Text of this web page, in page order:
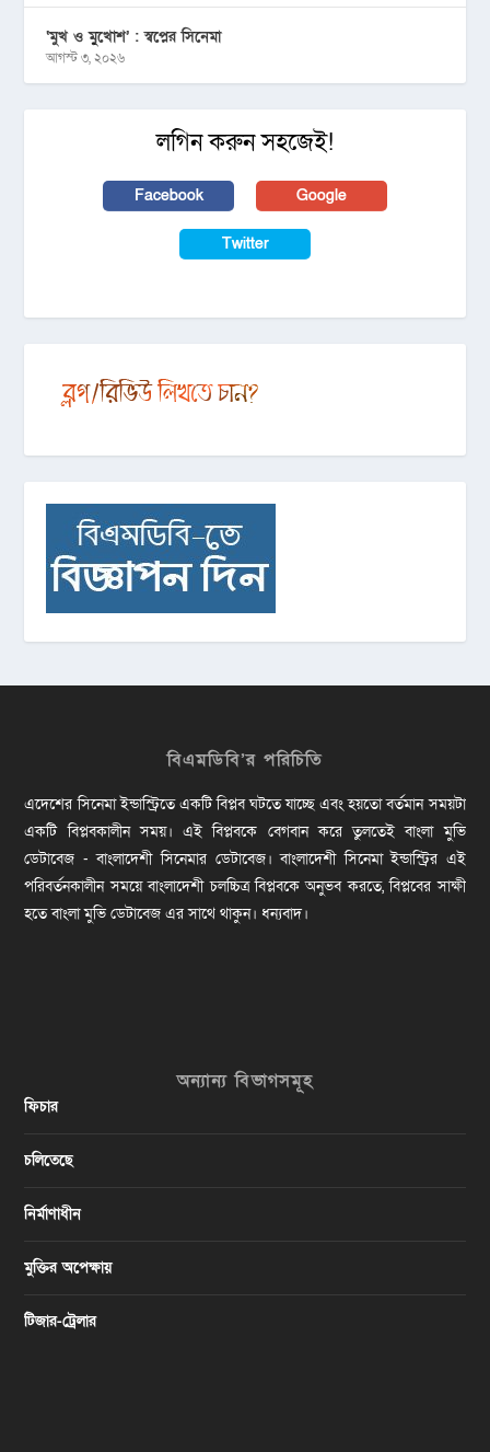
‘মুখ ও মু্খোশ’ : স্বপ্নের সিনেমা
আগস্ট ৩, ২০২৬
লগিন করুন সহজেই!
Facebook Google
Twitter
বিএমডিবি’র পরিচিতি
এদেশের সিনেমা ইন্ডাস্ট্রিতে একটি বিপ্লব ঘটতে যাচ্ছে এবং হয়তো বর্তমান সময়টা
একটি বিপ্লবকালীন সময়। এই বিপ্লবকে বেগবান করে তুলতেই বাংলা মুভি
ডেটাবেজ - বাংলাদেশী সিনেমার ডেটাবেজ। বাংলাদেশী সিনেমা ইন্ডাস্ট্রির এই
পরিবর্তনকালীন সময়ে বাংলাদেশী চলচ্চিত্র বিপ্লবকে অনুভব করতে, বিপ্লবের সাক্ষী
হতে বাংলা মুভি ডেটাবেজ এর সাথে থাকুন। ধন্যবাদ।
অন্যান্য বিভাগসমূহ
ফিচার
চলিতেছে
নির্মাণাধীন
মুক্তির অপেক্ষায়
টিজার-ট্রেলার